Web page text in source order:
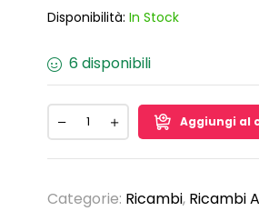
Disponibilità: In Stock
6 disponibili
Aggiungi al
Categorie: Ricambi, Ricambi